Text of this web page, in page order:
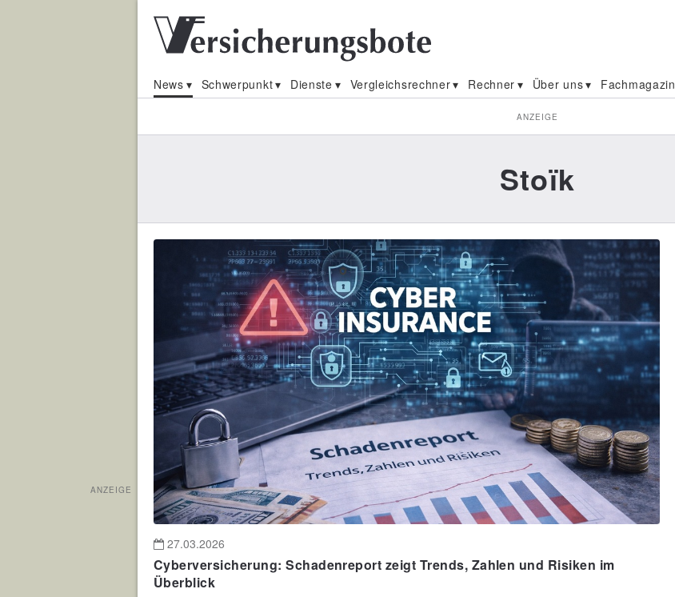
News Schwerpunkt Dienste Vergleichsrechner Rechner Über uns Fachmagazin
ANZEIGE
Stoïk
27.03.2026
Cyberversicherung: Schadenreport zeigt Trends, Zahlen und Risiken im
Überblick
ANZEIGE